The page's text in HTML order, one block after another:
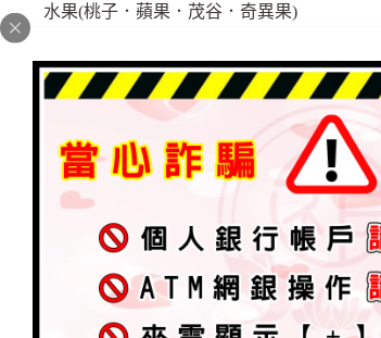
水果(桃子．蘋果．茂谷．奇異果)